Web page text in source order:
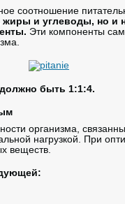
соотношение
жиры и углеводы, но и
Эти компоненты
быть 1:1:4.
организма,
нагрузкой. При
веществ.